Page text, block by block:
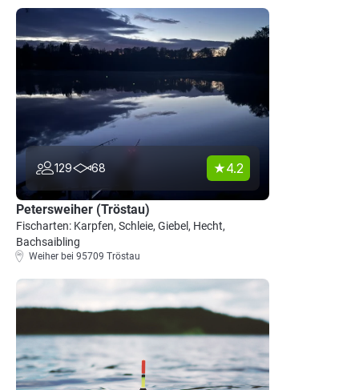
129 68 4.2
Petersweiher (Tröstau)
Fischarten: Karpfen, Schleie, Giebel, Hecht,
Bachsaibling
Weiher bei 95709 Tröstau